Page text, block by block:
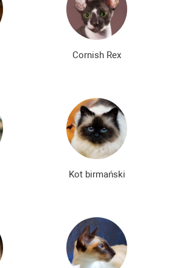
Cornish Rex
Kot birmański